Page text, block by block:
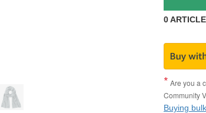
0
Are you a
Community
Buying